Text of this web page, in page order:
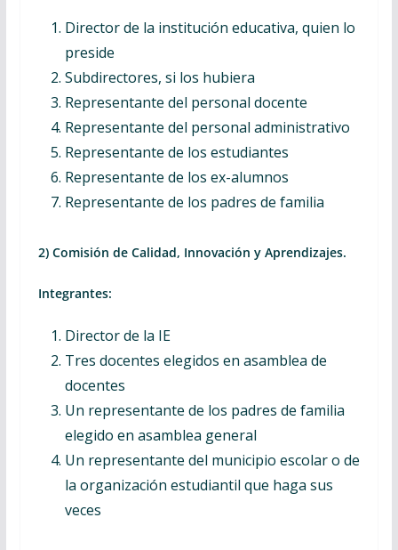
Director de la institución educativa, quien lo
preside
Subdirectores, si los hubiera
Representante del personal docente
Representante del personal administrativo
Representante de los estudiantes
Representante de los ex-alumnos
Representante de los padres de familia
2) Comisión de Calidad, Innovación y Aprendizajes.
Integrantes:
Director de la IE
Tres docentes elegidos en asamblea de
docentes
Un representante de los padres de familia
elegido en asamblea general
Un representante del municipio escolar o de
la organización estudiantil que haga sus
veces